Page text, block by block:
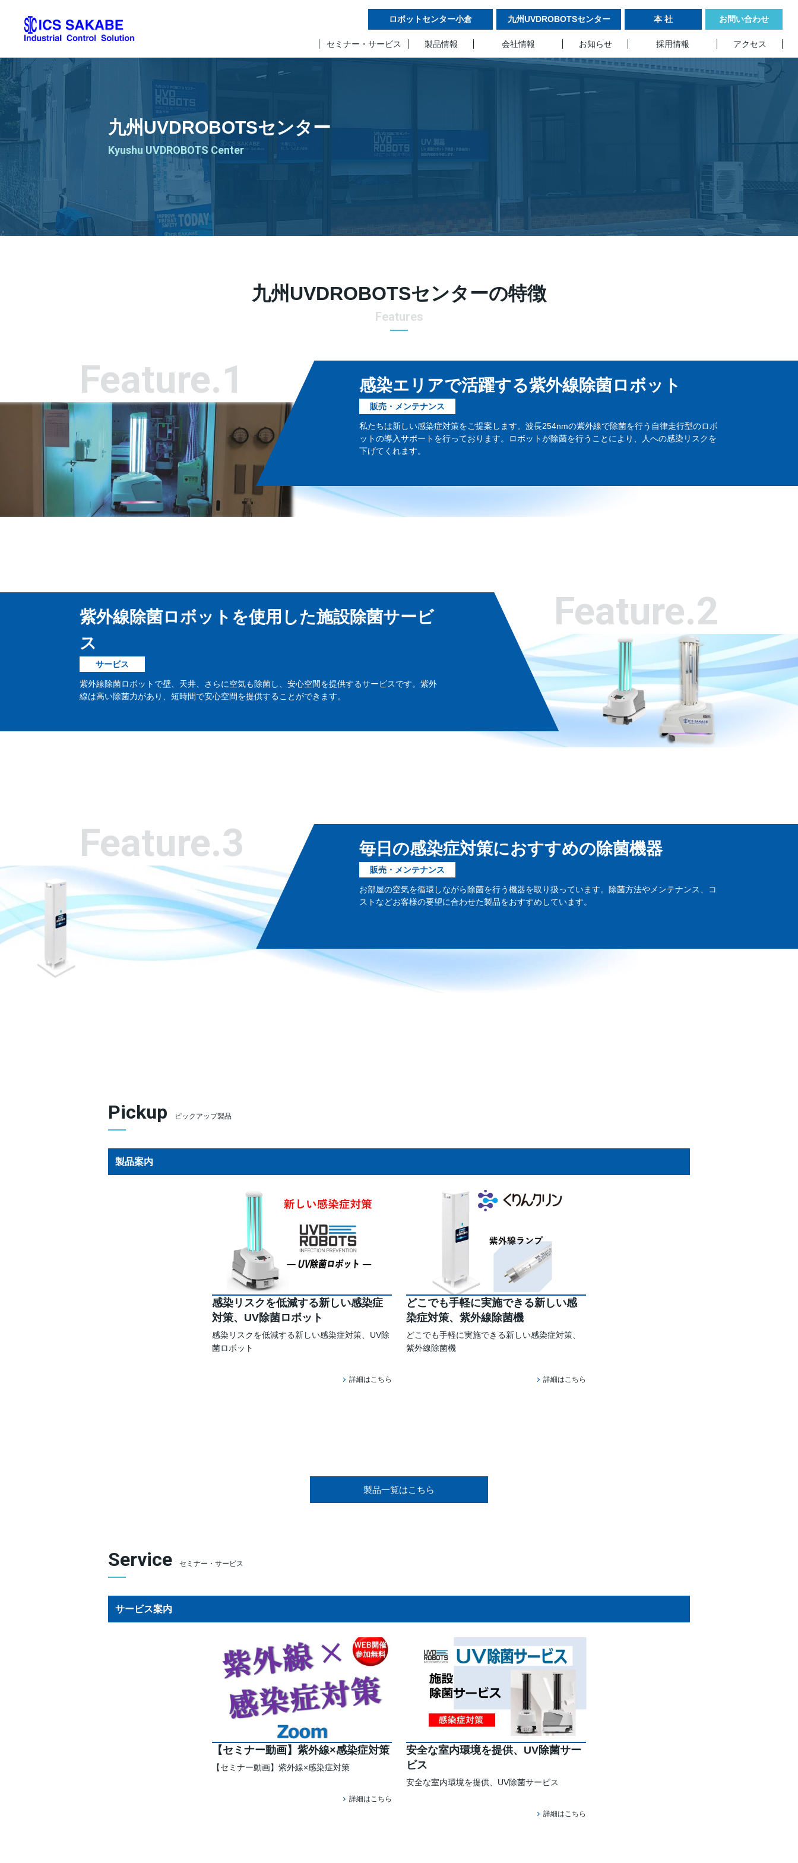
セミナー・サービス 製品情報 会社情報 お知らせ 採用情報 アクセス
ロボットセンター小倉 九州UVDROBOTSセンター 本 社 お問い合わせ
九州UVDROBOTSセンター
Kyushu UVDROBOTS Center
九州UVDROBOTSセンターの特徴
Features
感染エリアで活躍する紫外線除菌ロボット
販売・メンテナンス
私たちは新しい感染症対策をご提案します。波長254nmの紫外線で除菌を行う自律走行型のロボ
ットの導入サポートを行っております。ロボットが除菌を行うことにより、人への感染リスクを
下げてくれます。
紫外線除菌ロボットを使用した施設除菌サービ
ス
サービス
紫外線除菌ロボットで壁、天井、さらに空気も除菌し、安心空間を提供するサービスです。紫外
線は高い除菌力があり、短時間で安心空間を提供することができます。
毎日の感染症対策におすすめの除菌機器
販売・メンテナンス
お部屋の空気を循環しながら除菌を行う機器を取り扱っています。除菌方法やメンテナンス、コ
ストなどお客様の要望に合わせた製品をおすすめしています。
Pickup ピックアップ製品
製品案内
感染リスクを低減する新しい感染症
対策、UV除菌ロボット
感染リスクを低減する新しい感染症対策、UV除
菌ロボット
詳細はこちら
どこでも手軽に実施できる新しい感
染症対策、紫外線除菌機
どこでも手軽に実施できる新しい感染症対策、
紫外線除菌機
詳細はこちら
製品一覧はこちら
Service セミナー・サービス
サービス案内
【セミナー動画】紫外線×感染症対策
【セミナー動画】紫外線×感染症対策
詳細はこちら
安全な室内環境を提供、UV除菌サー
ビス
安全な室内環境を提供、UV除菌サービス
詳細はこちら